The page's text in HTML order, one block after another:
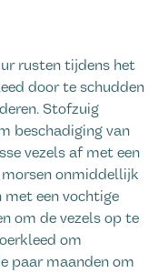
rusten tijdens het
door te schudden
Stofzuig
beschadiging van
vezels af met een
onmiddellijk
met een vochtige
om de vezels op te
om
paar maanden om